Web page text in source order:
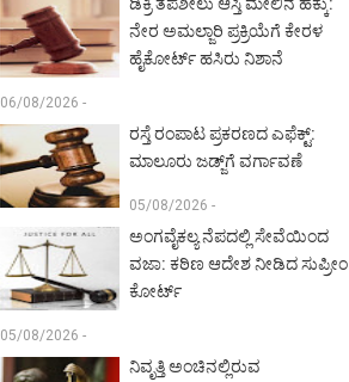
ಡಿಕ್ರಿ ತಪಶೀಲು ಆಸ್ತಿ ಮೇಲಿನ ಹಕ್ಕು:
ನೇರ ಅಮಲ್ಜಾರಿ ಪ್ರಕ್ರಿಯೆಗೆ ಕೇರಳ
ಹೈಕೋರ್ಟ್ ಹಸಿರು ನಿಶಾನೆ
06/08/2026 -
ರಸ್ತೆ ರಂಪಾಟ ಪ್ರಕರಣದ ಎಫೆಕ್ಟ್‌:
ಮಾಲೂರು ಜಡ್ಜ್‌ಗೆ ವರ್ಗಾವಣೆ
05/08/2026 -
ಅಂಗವೈಕಲ್ಯ ನೆಪದಲ್ಲಿ ಸೇವೆಯಿಂದ
ವಜಾ: ಕಠಿಣ ಆದೇಶ ನೀಡಿದ ಸುಪ್ರೀಂ
ಕೋರ್ಟ್‌
05/08/2026 -
ನಿವೃತ್ತಿ ಅಂಚಿನಲ್ಲಿರುವ